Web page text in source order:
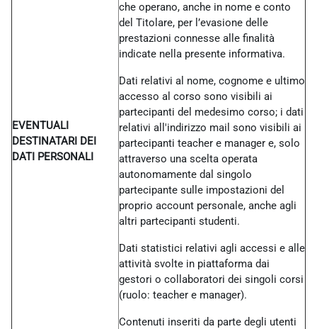
EVENTUALI
DESTINATARI DEI
DATI PERSONALI
che operano, anche in nome e conto
del Titolare, per l’evasione delle
prestazioni connesse alle finalità
indicate nella presente informativa.
Dati relativi al nome, cognome e ultimo
accesso al corso sono visibili ai
partecipanti del medesimo corso; i dati
relativi all'indirizzo mail sono visibili ai
partecipanti teacher e manager e, solo
attraverso una scelta operata
autonomamente dal singolo
partecipante sulle impostazioni del
proprio account personale, anche agli
altri partecipanti studenti.
Dati statistici relativi agli accessi e alle
attività svolte in piattaforma dai
gestori o collaboratori dei singoli corsi
(ruolo: teacher e manager).
Contenuti inseriti da parte degli utenti